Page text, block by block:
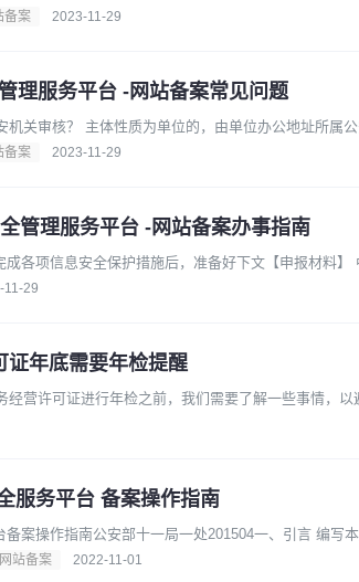
备案 2023-11-29
理服务平台 -网站备案常见问题
机关审核？ 主体性质为单位的，由单位办公地址所属
备案 2023-11-29
管理服务平台 -网站备案办事指南
各项信息安全保护措施后，准备好下文【申报材料】
......
11-29
证年底需要年检提醒
经营许可证进行年检之前，我们需要了解一些事情，
服务平台 备案操作指南
案操作指南公安部十一局一处201504一、引言 编写
网站备案 2022-11-01